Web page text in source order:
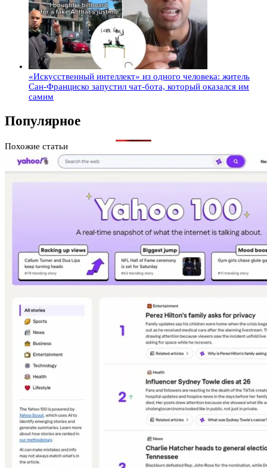
«Искусственный интеллект» из одного человека: житель
Сан-Франциско запустил чат-бота, который оказался им
самим
Популярное
Похожие статьи